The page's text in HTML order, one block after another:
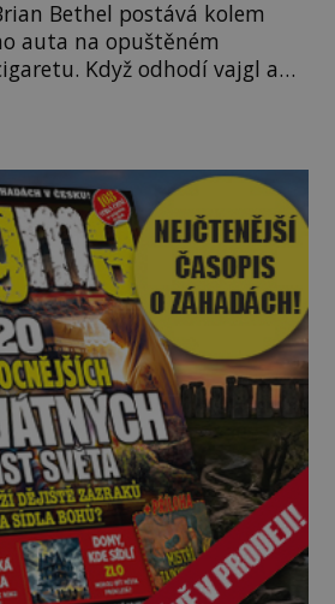
Bethel postává kolem
auta na opuštěném
Když odhodí vajgl a
auta, přijdou k němu dva
může být okolo 14 let.
od tohoto parkoviště,“
z nich. P